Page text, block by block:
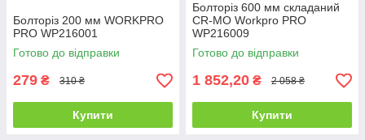
Болторіз 200 мм WORKPRO
PRO WP216001
Готово до відправки
279 ₴ 310 ₴
Купити
Болторіз 600 мм складаний
CR-MO Workpro PRO
WP216009
Готово до відправки
1 852,20 ₴ 2 058 ₴
Купити